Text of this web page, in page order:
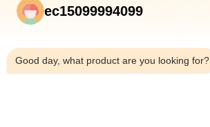
ec15099994099
Good day, what product are you looking for?